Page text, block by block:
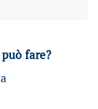
fare?